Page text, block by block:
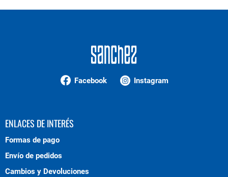
Facebook Instagram
ENLACES DE INTERÉS
Formas de pago
Envío de pedidos
Cambios y Devoluciones